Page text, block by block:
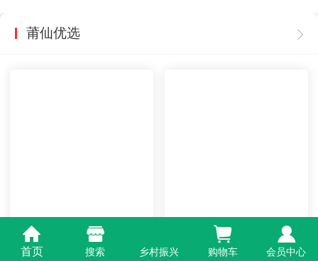
莆仙优选
莆仙飞天-羊肚菌/100g/
袋
莆仙飞天-羊肚菌/45g/罐
首页 搜索 乡村振兴 购物车 会员中心